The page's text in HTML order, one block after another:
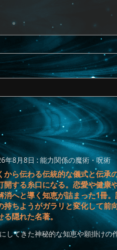
年8月8日 :能力関係の魔術・呪術
から伝わる伝統的な儀式と伝承
開する糸口になる。恋愛や健康
消へと導く知恵が詰まった1冊
持ちようがガラリと変化して前
る隠れた名著。
してきた神秘的な知恵や願掛けの